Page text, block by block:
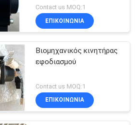
ρεύματος της Mitsubishi
σερβο Hg-SR352/Hg-
SR352J 3000rpm
Contact us MOQ:1
ΕΠΙΚΟΙΝΩΝΊΑ
Βιομηχανικός κινητήρας
εφοδιασμού
Contact us MOQ:1
ΕΠΙΚΟΙΝΩΝΊΑ